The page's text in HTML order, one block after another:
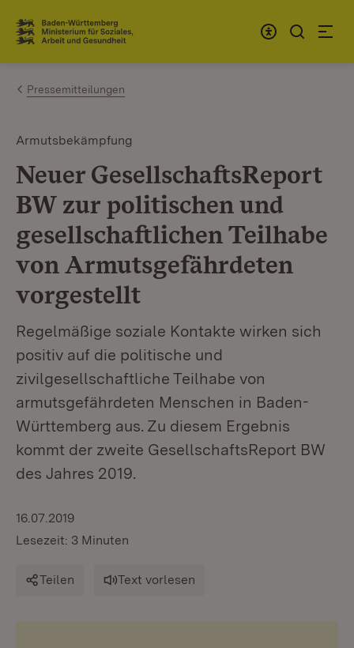
Zum Inhalt springen
Link zur Startseite
Pressemitteilungen
Armutsbekämpfung
Neuer GesellschaftsReport
BW zur politischen und
gesellschaftlichen Teilhabe
von Armutsgefährdeten
vorgestellt
Regelmäßige soziale Kontakte wirken sich
positiv auf die politische und
zivilgesellschaftliche Teilhabe von
armutsgefährdeten Menschen in Baden-
Württemberg aus. Zu diesem Ergebnis
kommt der zweite GesellschaftsReport BW
des Jahres 2019.
16.07.2019
Lesezeit: 3 Minuten
Teilen Text vorlesen